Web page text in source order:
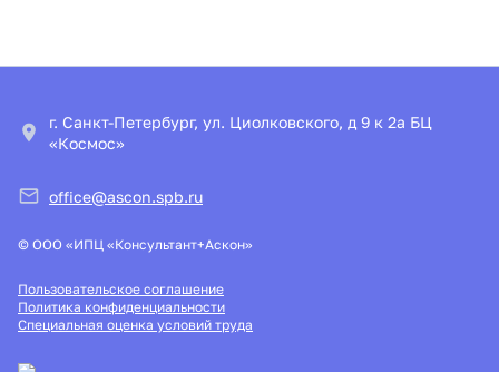
г. Санкт-Петербург, ул. Циолковского, д 9 к 2а БЦ
«Космос»
office@ascon.spb.ru
© ООО «ИПЦ «Консультант+Аскон»
Пользовательское соглашение
Политика конфиденциальности
Специальная оценка условий труда